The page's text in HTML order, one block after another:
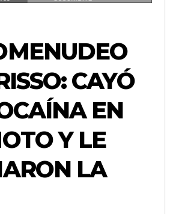
CAYÓ
EN
Y LE
LA